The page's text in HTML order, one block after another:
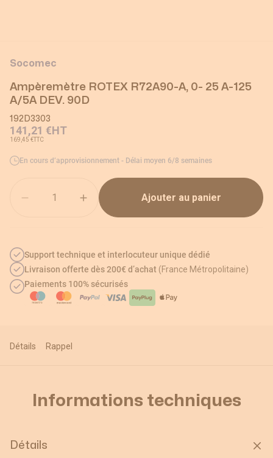
Socomec
Ampèremètre ROTEX R72A90-A, 0- 25 A-125
A/5A DEV. 90D
192D3303
141,21 €HT
169,45 €TTC
En cours d’approvisionnement - Délai moyen 6/8 semaines
Ajouter au panier
Support technique et interlocuteur unique dédié
Livraison offerte dès 200€ d’achat (France Métropolitaine)
Paiements 100% sécurisés
Détails Rappel
Informations techniques
Détails